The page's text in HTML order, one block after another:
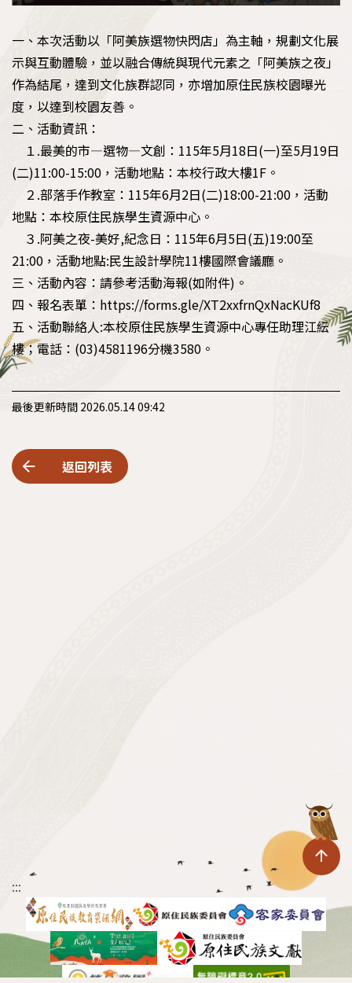
一、本次活動以「阿美族選物快閃店」為主軸，規劃文化展
示與互動體驗，並以融合傳統與現代元素之「阿美族之夜」
作為結尾，達到文化族群認同，亦增加原住民族校園曝光
度，以達到校園友善。
二、活動資訊：
１.最美的市—選物—文創：115年5月18日(一)至5月19日
(二)11:00-15:00，活動地點：本校行政大樓1F。
２.部落手作教室：115年6月2日(二)18:00-21:00，活動
地點：本校原住民族學生資源中心。
３.阿美之夜-美好,紀念日：115年6月5日(五)19:00至
21:00，活動地點:民生設計學院11樓國際會議廳。
三、活動內容：請參考活動海報(如附件)。
四、報名表單：https://forms.gle/XT2xxfrnQxNacKUf8
五、活動聯絡人:本校原住民族學生資源中心專任助理江紜
樓；電話：(03)4581196分機3580。
最後更新時間 2026.05.14 09:42
返回列表
回
頁
面
方
:::